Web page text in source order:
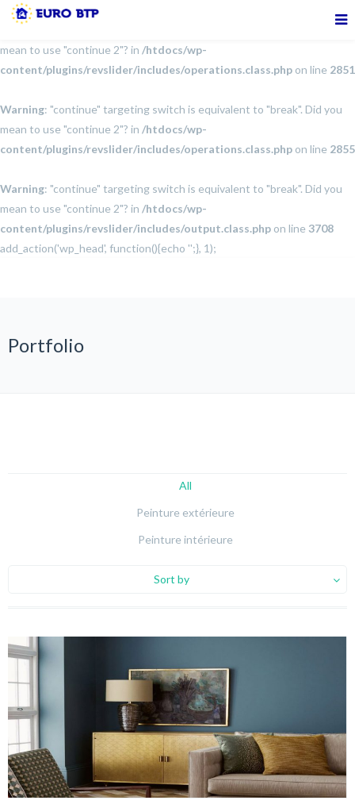
mean to use "continue 2"? in /htdocs/wp-
content/plugins/revslider/includes/operations.class.php on line 2851
Warning: "continue" targeting switch is equivalent to "break". Did you
mean to use "continue 2"? in /htdocs/wp-
content/plugins/revslider/includes/operations.class.php on line 2855
Warning: "continue" targeting switch is equivalent to "break". Did you
mean to use "continue 2"? in /htdocs/wp-
content/plugins/revslider/includes/output.class.php on line 3708
add_action('wp_head', function(){echo '';}, 1);
Portfolio
All
Peinture extérieure
Peinture intérieure
Sort by